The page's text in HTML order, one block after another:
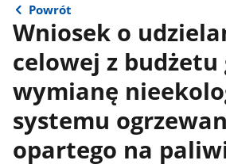
Powrót
Wniosek o
celowej z
wymianę
systemu
opartego na